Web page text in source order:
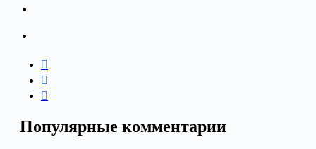
Популярные комментарии